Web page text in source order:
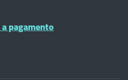
pagamento